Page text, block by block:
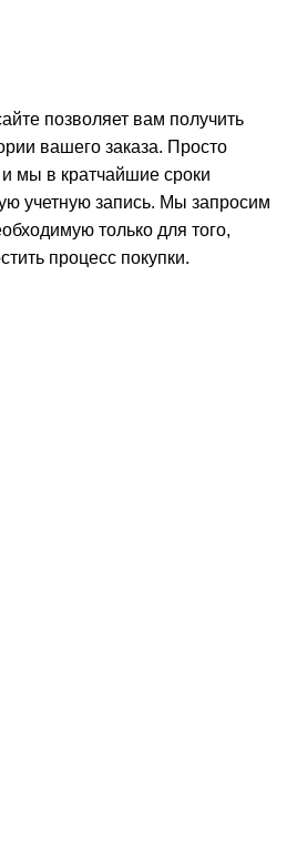
позволяет вам получить
вашего заказа. Просто
мы в кратчайшие сроки
учетную запись. Мы запросим
только для того,
процесс покупки.